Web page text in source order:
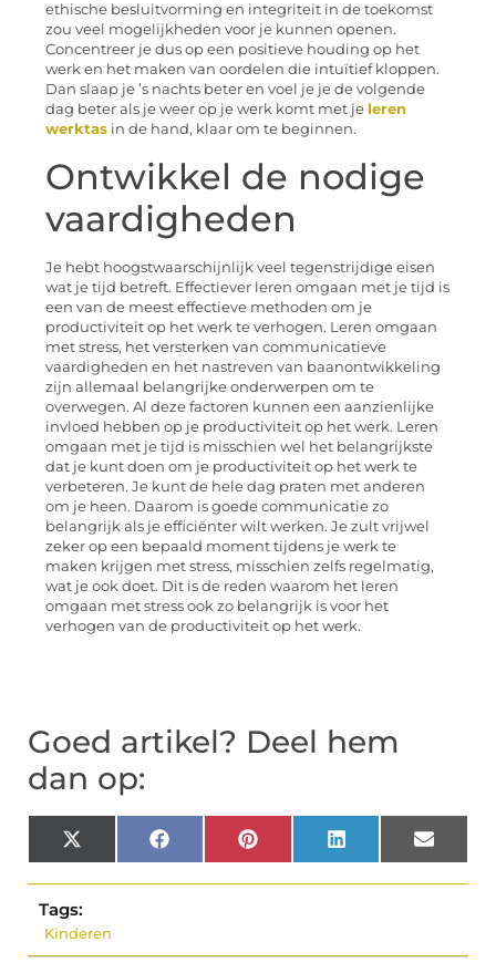
ethische besluitvorming en integriteit in de toekomst
zou veel mogelijkheden voor je kunnen openen.
Concentreer je dus op een positieve houding op het
werk en het maken van oordelen die intuïtief kloppen.
Dan slaap je ’s nachts beter en voel je je de volgende
dag beter als je weer op je werk komt met je leren
werktas in de hand, klaar om te beginnen.
Ontwikkel de nodige
vaardigheden
Je hebt hoogstwaarschijnlijk veel tegenstrijdige eisen
wat je tijd betreft. Effectiever leren omgaan met je tijd is
een van de meest effectieve methoden om je
productiviteit op het werk te verhogen. Leren omgaan
met stress, het versterken van communicatieve
vaardigheden en het nastreven van baanontwikkeling
zijn allemaal belangrijke onderwerpen om te
overwegen. Al deze factoren kunnen een aanzienlijke
invloed hebben op je productiviteit op het werk. Leren
omgaan met je tijd is misschien wel het belangrijkste
dat je kunt doen om je productiviteit op het werk te
verbeteren. Je kunt de hele dag praten met anderen
om je heen. Daarom is goede communicatie zo
belangrijk als je efficiënter wilt werken. Je zult vrijwel
zeker op een bepaald moment tijdens je werk te
maken krijgen met stress, misschien zelfs regelmatig,
wat je ook doet. Dit is de reden waarom het leren
omgaan met stress ook zo belangrijk is voor het
verhogen van de productiviteit op het werk.
Goed artikel? Deel hem
dan op:
X
(Twitter)
Facebook Pinterest LinkedIn Email
Tags:
Kinderen